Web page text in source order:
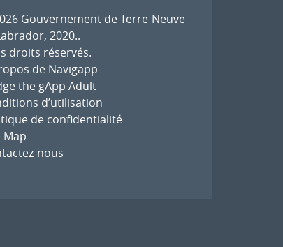
Gouvernement de Terre-Neuve-
2020..
droits réservés.
de Navigapp
the gApp Adult
d’utilisation
de confidentialité
Map
nous